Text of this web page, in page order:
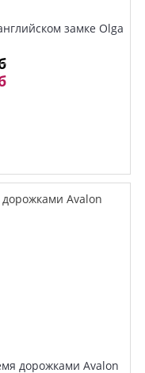
замке Olga
дорожками Avalon